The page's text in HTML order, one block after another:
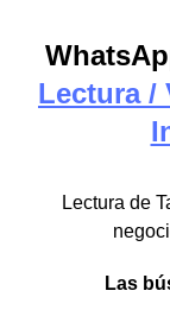
Lectura /
Lectura de
Las